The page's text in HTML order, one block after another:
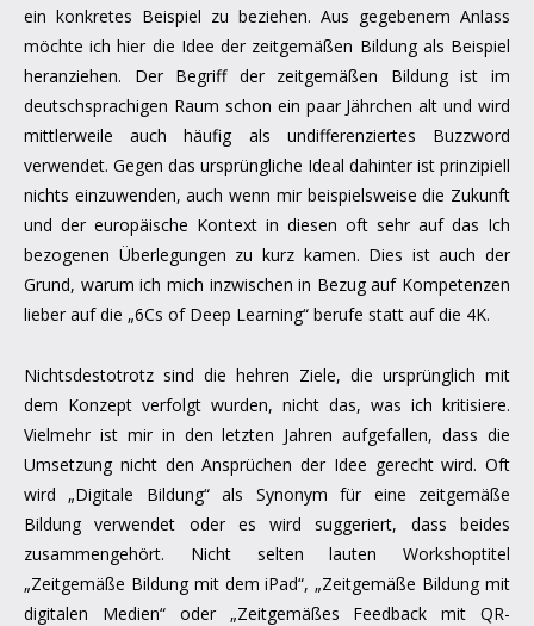
ein konkretes Beispiel zu beziehen. Aus gegebenem Anlass
möchte ich hier die Idee der zeitgemäßen Bildung als Beispiel
heranziehen. Der Begriff der zeitgemäßen Bildung ist im
deutschsprachigen Raum schon ein paar Jährchen alt und wird
mittlerweile auch häufig als undifferenziertes Buzzword
verwendet. Gegen das ursprüngliche Ideal dahinter ist prinzipiell
nichts einzuwenden, auch wenn mir beispielsweise die Zukunft
und der europäische Kontext in diesen oft sehr auf das Ich
bezogenen Überlegungen zu kurz kamen. Dies ist auch der
Grund, warum ich mich inzwischen in Bezug auf Kompetenzen
lieber auf die „6Cs of Deep Learning“ berufe statt auf die 4K.
Nichtsdestotrotz sind die hehren Ziele, die ursprünglich mit
dem Konzept verfolgt wurden, nicht das, was ich kritisiere.
Vielmehr ist mir in den letzten Jahren aufgefallen, dass die
Umsetzung nicht den Ansprüchen der Idee gerecht wird. Oft
wird „Digitale Bildung“ als Synonym für eine zeitgemäße
Bildung verwendet oder es wird suggeriert, dass beides
zusammengehört. Nicht selten lauten Workshoptitel
„Zeitgemäße Bildung mit dem iPad“, „Zeitgemäße Bildung mit
digitalen Medien“ oder „Zeitgemäßes Feedback mit QR-